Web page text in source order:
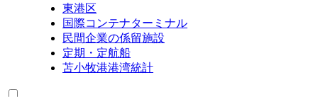
東港区
国際コンテナターミナル
民間企業の係留施設
定期・定航船
苫小牧港港湾統計